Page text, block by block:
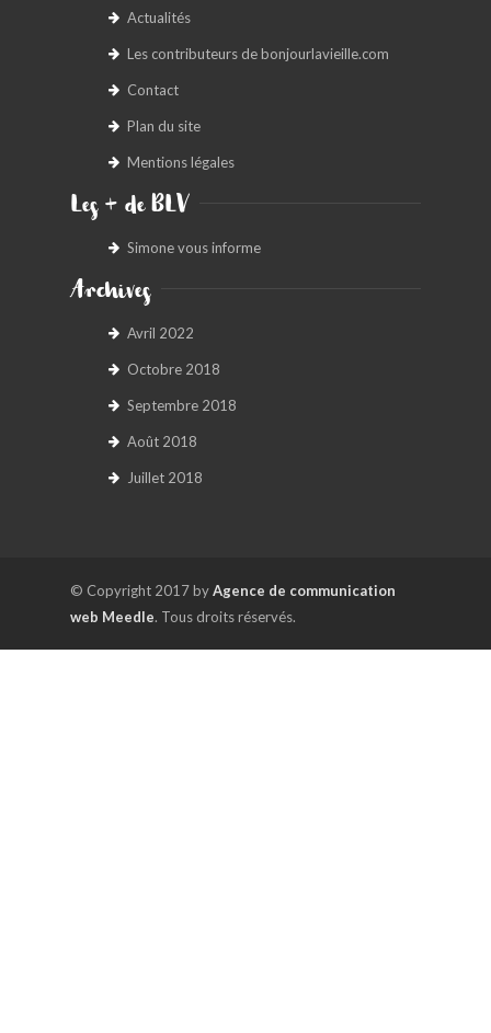
Actualités
Les contributeurs de bonjourlavieille.com
Contact
Plan du site
Mentions légales
Les + de BLV
Simone vous informe
Archives
Avril 2022
Octobre 2018
Septembre 2018
Août 2018
Juillet 2018
© Copyright 2017 byAgence de communication
web Meedle. Tous droits réservés.